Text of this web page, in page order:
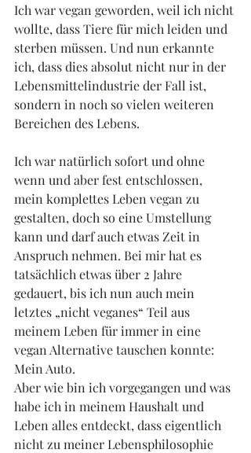
Ich war vegan geworden, weil ich nicht
wollte, dass Tiere für mich leiden und
sterben müssen. Und nun erkannte
ich, dass dies absolut nicht nur in der
Lebensmittelindustrie der Fall ist,
sondern in noch so vielen weiteren
Bereichen des Lebens.
Ich war natürlich sofort und ohne
wenn und aber fest entschlossen,
mein komplettes Leben vegan zu
gestalten, doch so eine Umstellung
kann und darf auch etwas Zeit in
Anspruch nehmen. Bei mir hat es
tatsächlich etwas über 2 Jahre
gedauert, bis ich nun auch mein
letztes „nicht veganes“ Teil aus
meinem Leben für immer in eine
vegan Alternative tauschen konnte:
Mein Auto.
Aber wie bin ich vorgegangen und was
habe ich in meinem Haushalt und
Leben alles entdeckt, dass eigentlich
nicht zu meiner Lebensphilosophie